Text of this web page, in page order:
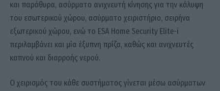
και παράθυρα, ασύρματο ανιχνευτή κίνησης για την κάλυψη
του εσωτερικού χώρου, ασύρματο χειριστήριο, σειρήνα
εξωτερικού χώρου, ενώ το ESA Home Security Elite-i
περιλαμβάνει και μία έξυπνη πρίζα, καθώς και ανιχνευτές
καπνού και διαρροής νερού.
Ο χειρισμός του κάθε συστήματος γίνεται μέσω ασύρματων